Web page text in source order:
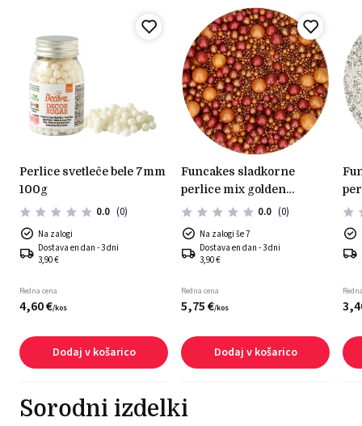
perlice svetleče bele 7mm
100g
0.0 (0)
Na zalogi
Dostava en dan - 3 dni
3,90 €
Redna cena
4,60€/kos
Dodaj v košarico
funcakes sladkorne
perlice mix golden
passion 80g
0.0 (0)
Na zalogi še 7
Dostava en dan - 3 dni
3,90 €
Redna cena
5,75€/kos
Dodaj v košarico
funcakes sladkorne
3,
Sorodni izdelki